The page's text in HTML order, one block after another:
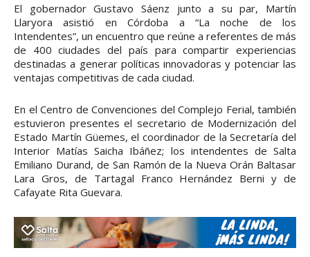
El gobernador Gustavo Sáenz junto a su par, Martín
Llaryora asistió en Córdoba a “La noche de los
Intendentes”, un encuentro que reúne a referentes de más
de 400 ciudades del país para compartir experiencias
destinadas a generar políticas innovadoras y potenciar las
ventajas competitivas de cada ciudad.
En el Centro de Convenciones del Complejo Ferial, también
estuvieron presentes el secretario de Modernización del
Estado Martín Güemes, el coordinador de la Secretaría del
Interior Matías Saicha Ibáñez; los intendentes de Salta
Emiliano Durand, de San Ramón de la Nueva Orán Baltasar
Lara Gros, de Tartagal Franco Hernández Berni y de
Cafayate Rita Guevara.